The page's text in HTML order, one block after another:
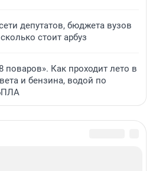
депутатов, бюджета вузов
стоит арбуз
поваров». Как проходит лето в
и бензина, водой по